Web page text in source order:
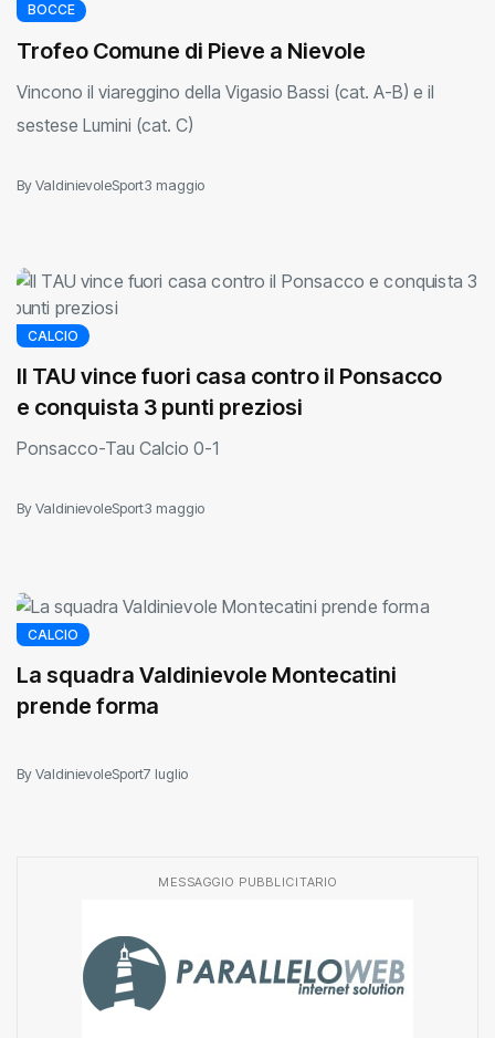
BOCCE
Trofeo Comune di Pieve a Nievole
Vincono il viareggino della Vigasio Bassi (cat. A-B) e il
sestese Lumini (cat. C)
By ValdinievoleSport3 maggio
CALCIO
Il TAU vince fuori casa contro il Ponsacco
e conquista 3 punti preziosi
Ponsacco-Tau Calcio 0-1
By ValdinievoleSport3 maggio
CALCIO
La squadra Valdinievole Montecatini
prende forma
By ValdinievoleSport7 luglio
MESSAGGIO PUBBLICITARIO